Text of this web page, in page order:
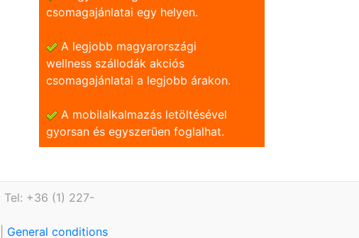
csomagajánlatai egy helyen.
A legjobb magyarországi
wellness szállodák akciós
csomagajánlatai a legjobb árakon.
A mobilalkalmazás letöltésével
gyorsan és egyszerũen foglalhat.
+36 (1) 227-
General conditions